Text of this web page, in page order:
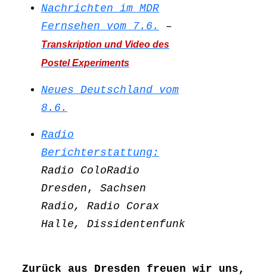
Nachrichten im MDR
Fernsehen vom 7.6.
–
Transkription und Video des
Postel Experiments
Neues Deutschland vom
8.6.
Radio
Berichterstattung:
Radio ColoRadio
Dresden, Sachsen
Radio, Radio Corax
Halle, Dissidentenfunk
Zurück aus Dresden freuen wir uns,